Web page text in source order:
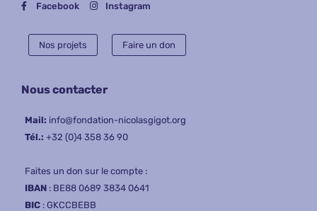
Facebook Instagram
Nos projets​ Faire un don
Nous contacter
Mail: info@fondation-nicolasgigot.org
Tél.: +32 (0)4 358 36 90
Faites un don sur le compte :
IBAN : BE88 0689 3834 0641
BIC : GKCCBEBB